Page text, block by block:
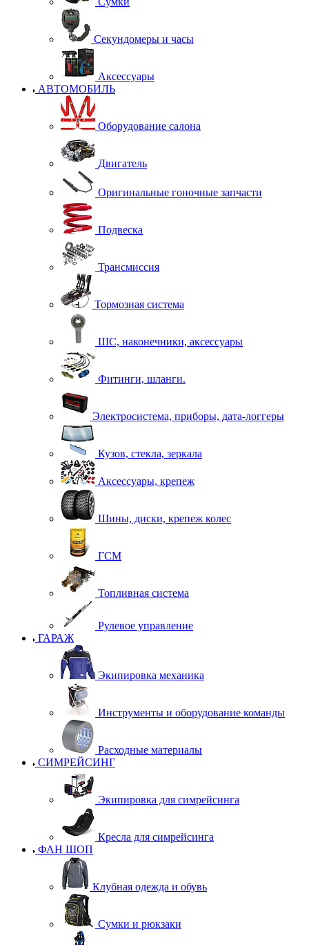
Секундомеры и часы
Аксессуары
АВТОМОБИЛЬ
Оборудование салона
Двигатель
Оригинальные гоночные запчасти
Подвеска
Трансмиссия
Тормозная система
ШС, наконечники, аксессуары
Фитинги, шланги.
Электросистема, приборы, дата-логгеры
Кузов, стекла, зеркала
Аксессуары, крепеж
Шины, диски, крепеж колес
ГСМ
Топливная система
Рулевое управление
ГАРАЖ
Экипировка механика
Инструменты и оборудование команды
Расходные материалы
СИМРЕЙСИНГ
Экипировка для симрейсинга
Кресла для симрейсинга
ФАН ШОП
Клубная одежда и обувь
Сумки и рюкзаки